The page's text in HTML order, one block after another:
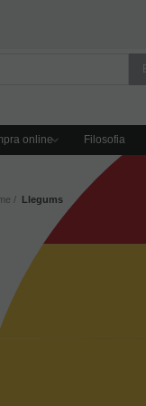
online Filosofia
Llegums